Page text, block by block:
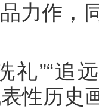
力作，
”“追
性历史